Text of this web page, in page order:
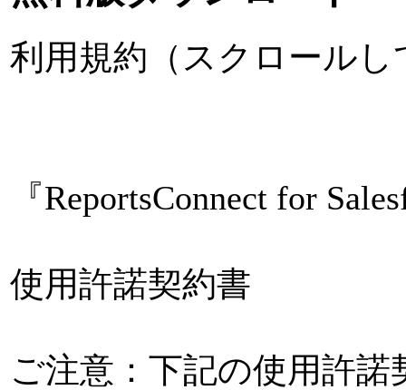
利用規約（スクロール
『ReportsConnect for
使用許諾契約書
ご注意：下記の使用許